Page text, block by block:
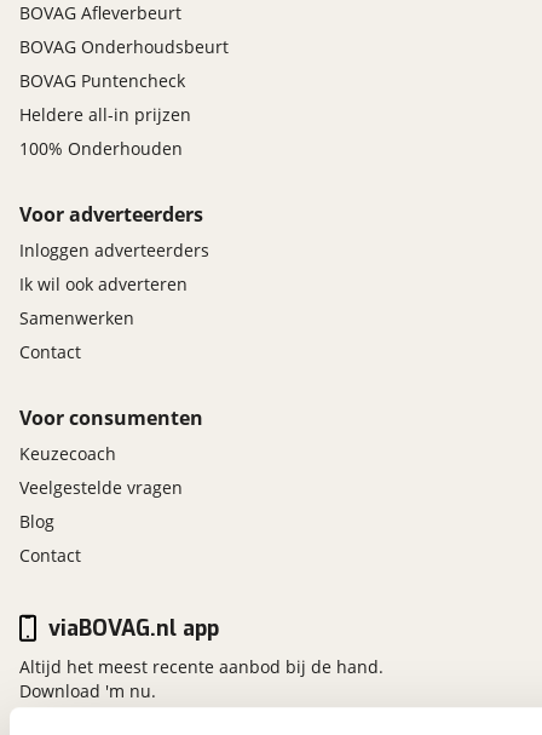
BOVAG Afleverbeurt
BOVAG Onderhoudsbeurt
BOVAG Puntencheck
Heldere all-in prijzen
100% Onderhouden
Voor adverteerders
Inloggen adverteerders
Ik wil ook adverteren
Samenwerken
Contact
Voor consumenten
Keuzecoach
Veelgestelde vragen
Blog
Contact
viaBOVAG.nl app
Altijd het meest recente aanbod bij de hand.
Download 'm nu.